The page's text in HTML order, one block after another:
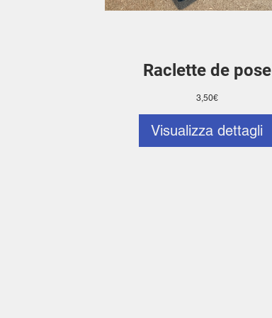
Raclette de pose
3,50€Prezzo
Visualizza dettagli